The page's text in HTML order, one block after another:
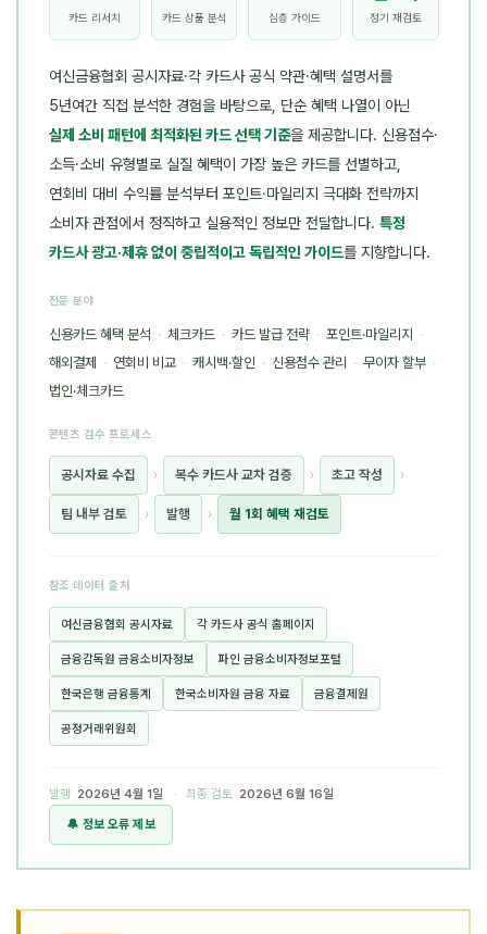
카드 리서치 카드 상품 분석 심층 가이드 정기 재검토
여신금융협회 공시자료·각 카드사 공식 약관·혜택 설명서를
5년여간 직접 분석한 경험을 바탕으로, 단순 혜택 나열이 아닌
실제 소비 패턴에 최적화된 카드 선택 기준을 제공합니다. 신용점수·
소득·소비 유형별로 실질 혜택이 가장 높은 카드를 선별하고,
연회비 대비 수익률 분석부터 포인트·마일리지 극대화 전략까지
소비자 관점에서 정직하고 실용적인 정보만 전달합니다. 특정
카드사 광고·제휴 없이 중립적이고 독립적인 가이드를 지향합니다.
전문 분야
신용카드 혜택 분석 · 체크카드 · 카드 발급 전략 · 포인트·마일리지 ·
해외결제 · 연회비 비교 · 캐시백·할인 · 신용점수 관리 · 무이자 할부 ·
법인·체크카드
콘텐츠 검수 프로세스
공시자료 수집 › 복수 카드사 교차 검증 › 초고 작성 ›
팀 내부 검토 › 발행 › 월 1회 혜택 재검토
참조 데이터 출처
여신금융협회 공시자료 각 카드사 공식 홈페이지
금융감독원 금융소비자정보 파인 금융소비자정보포털
한국은행 금융통계 한국소비자원 금융 자료 금융결제원
공정거래위원회
발행 2026년 4월 1일 · 최종 검토
2026년 6월 16일
🔔 정보 오류 제보